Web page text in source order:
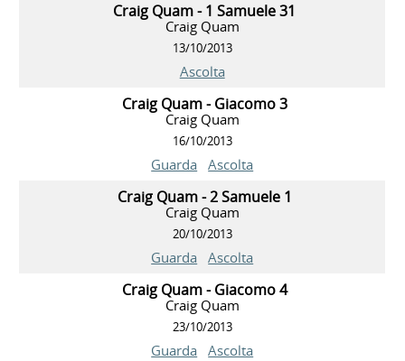
Craig Quam - 1 Samuele 31
Craig Quam
13/10/2013
Ascolta
Craig Quam - Giacomo 3
Craig Quam
16/10/2013
Guarda Ascolta
Craig Quam - 2 Samuele 1
Craig Quam
20/10/2013
Guarda Ascolta
Craig Quam - Giacomo 4
Craig Quam
23/10/2013
Guarda Ascolta